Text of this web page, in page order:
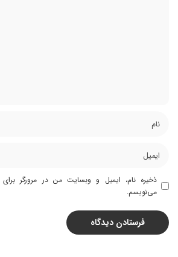
ذخیره نام، ایمیل و وبسایت من در مرورگر
می‌نویسم.